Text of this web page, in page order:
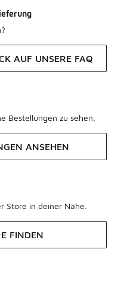
AUF UNSERE FAQ
Bestellungen zu sehen.
ANSEHEN
Store in deiner Nähe.
FINDEN